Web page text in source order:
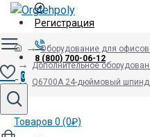
Регистрация
8 (800) 700-06-12
0
Товаров 0 (0₽)
Оборудование для
Дополнительное
Q6700A 24-дюймовый